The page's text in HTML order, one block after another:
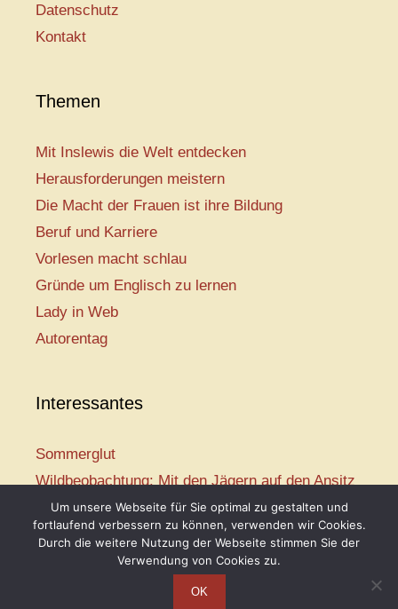
Datenschutz
Kontakt
Themen
Mit Inslewis die Welt entdecken
Herausforderungen meistern
Die Macht der Frauen ist ihre Bildung
Beruf und Karriere
Vorlesen macht schlau
Gründe um Englisch zu lernen
Lady in Web
Autorentag
Interessantes
Sommerglut
Wildbeobachtung: Mit den Jägern auf den Ansitz
Mir ist so heiß
Mission: Rettungsschwimmer
Vogelwelt-Entdeckertour
Um unsere Webseite für Sie optimal zu gestalten und
fortlaufend verbessern zu können, verwenden wir Cookies.
Durch die weitere Nutzung der Webseite stimmen Sie der
Verwendung von Cookies zu.
OK